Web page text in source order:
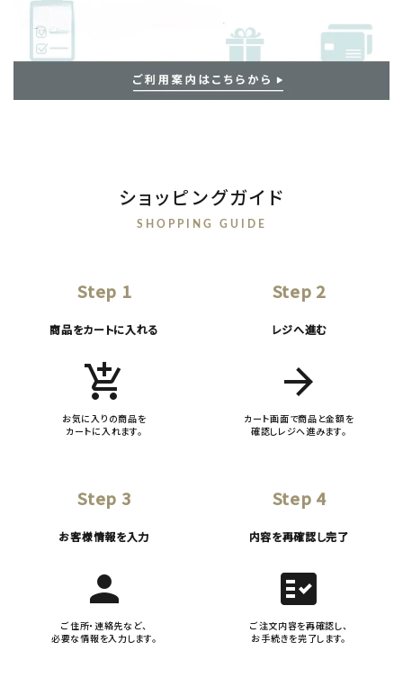
ショッピングガイド
SHOPPING GUIDE
Step 1
商品をカートに入れる
add_shopping_cart
お気に入りの商品を
カートに入れます。
Step 2
レジへ進む
arrow_forward
カート画面で商品と金額を
確認しレジへ進みます。
Step 3
お客様情報を入力
person
ご住所・連絡先など、
必要な情報を入力します。
Step 4
内容を再確認し完了
fact_check
ご注文内容を再確認し、
お手続きを完了します。